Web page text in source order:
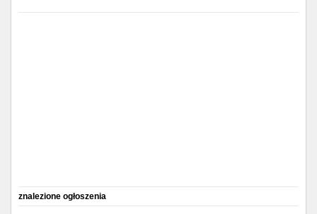
znalezione ogłoszenia